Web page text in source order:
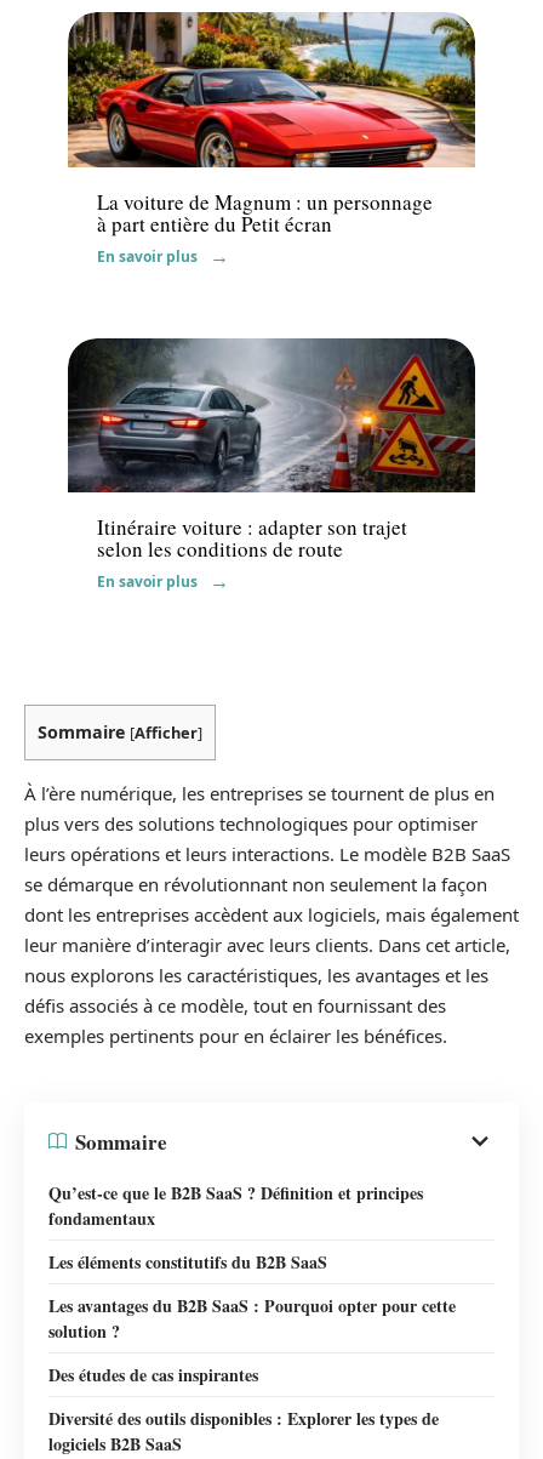
Actu
La voiture de Magnum : un personnage
à part entière du Petit écran
En savoir plus
Actu
Itinéraire voiture : adapter son trajet
selon les conditions de route
En savoir plus
Sommaire [Afficher]
À l’ère numérique, les entreprises se tournent de plus en
plus vers des solutions technologiques pour optimiser
leurs opérations et leurs interactions. Le modèle B2B SaaS
se démarque en révolutionnant non seulement la façon
dont les entreprises accèdent aux logiciels, mais également
leur manière d’interagir avec leurs clients. Dans cet article,
nous explorons les caractéristiques, les avantages et les
défis associés à ce modèle, tout en fournissant des
exemples pertinents pour en éclairer les bénéfices.
Sommaire
Qu’est-ce que le B2B SaaS ? Définition et principes
fondamentaux
Les éléments constitutifs du B2B SaaS
Les avantages du B2B SaaS : Pourquoi opter pour cette
solution ?
Des études de cas inspirantes
Diversité des outils disponibles : Explorer les types de
logiciels B2B SaaS